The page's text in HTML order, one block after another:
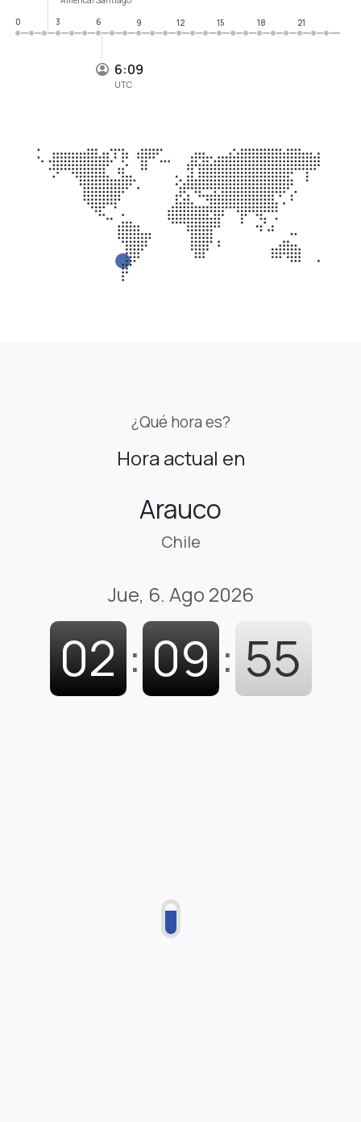
6:09
UTC
0
3 6 9 12 15 18 21
¿Qué hora es?
Hora actual en
Arauco
Chile
Jue, 6. Ago 2026
02 : 09 : 56